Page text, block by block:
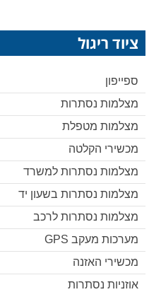
ציוד ריגול
ספייפון
מצלמות נסתרות
מצלמות מטפלת
מכשירי הקלטה
מצלמות נסתרות למשרד
מצלמות נסתרות בשעון יד
מצלמות נסתרות לרכב
מערכות מעקב GPS
מכשירי האזנה
אוזניות נסתרות